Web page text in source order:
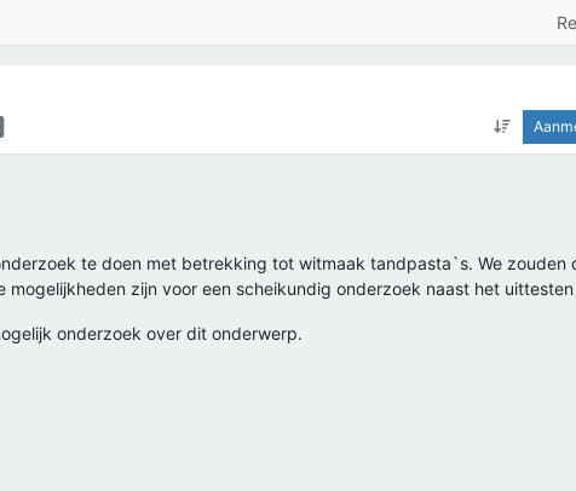
te doen met betrekking tot witmaak tandpasta`s. We zouden
zijn voor een scheikundig onderzoek naast het
onderzoek over dit onderwerp.